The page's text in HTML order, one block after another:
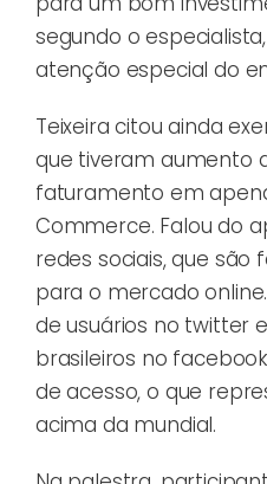
segundo o
atenção especial do
Teixeira citou ainda
que tiveram aumento
faturamento em
Commerce. Falou do
redes sociais, que
para o mercado
de usuários no twitter
brasileiros no
de acesso, o que
acima da mundial.